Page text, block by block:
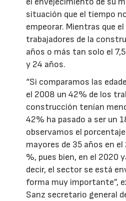
situación que el tiempo
empeorar. Mientras que
trabajadores de la
años o más tan solo el
y 24 años.
“Si comparamos las
el 2008 un 42% de los
construcción tenían
42% ha pasado a ser un
observamos el
mayores de 35 años en
%, pues bien, en el 2020
decir, el sector se está
forma muy importante”,
Sanz secretario general